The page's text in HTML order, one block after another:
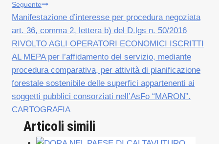
Seguente
Manifestazione d’interesse per procedura negoziata
art. 36, comma 2, lettera b) del D.lgs n. 50/2016
RIVOLTO AGLI OPERATORI ECONOMICI ISCRITTI
AL MEPA per l’affidamento del servizio, mediante
procedura comparativa, per attività di pianificazione
forestale sostenibile delle superfici appartenenti ai
soggetti pubblici consorziati nell’AsFo “MARON”.
CARTOGRAFIA
Articoli simili